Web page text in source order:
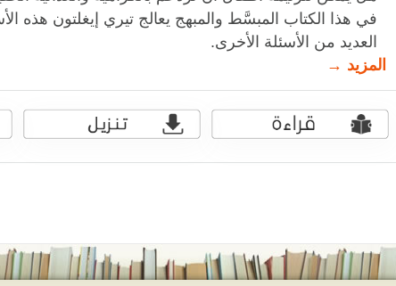
في هذا الكتاب المبسَّط والمبهج يعالج تيري إيغلتون هذه
العديد من الأسئلة الأخرى.
المزيد →